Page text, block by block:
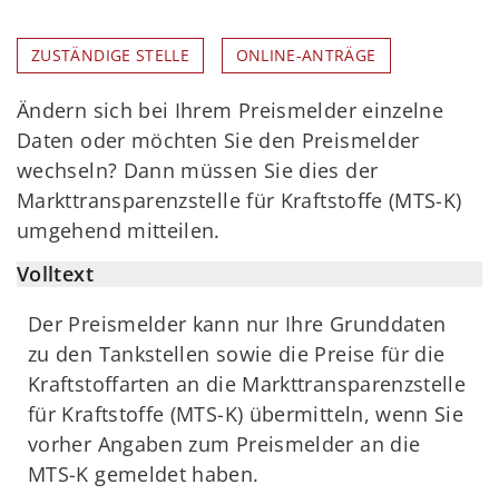
ZUSTÄNDIGE STELLE ONLINE-ANTRÄGE
Ändern sich bei Ihrem Preismelder einzelne
Daten oder möchten Sie den Preismelder
wechseln? Dann müssen Sie dies der
Markttransparenzstelle für Kraftstoffe (MTS-K)
umgehend mitteilen.
Volltext
Der Preismelder kann nur Ihre Grunddaten
zu den Tankstellen sowie die Preise für die
Kraftstoffarten an die Markttransparenzstelle
für Kraftstoffe (MTS-K) übermitteln, wenn Sie
vorher Angaben zum Preismelder an die
MTS-K gemeldet haben.